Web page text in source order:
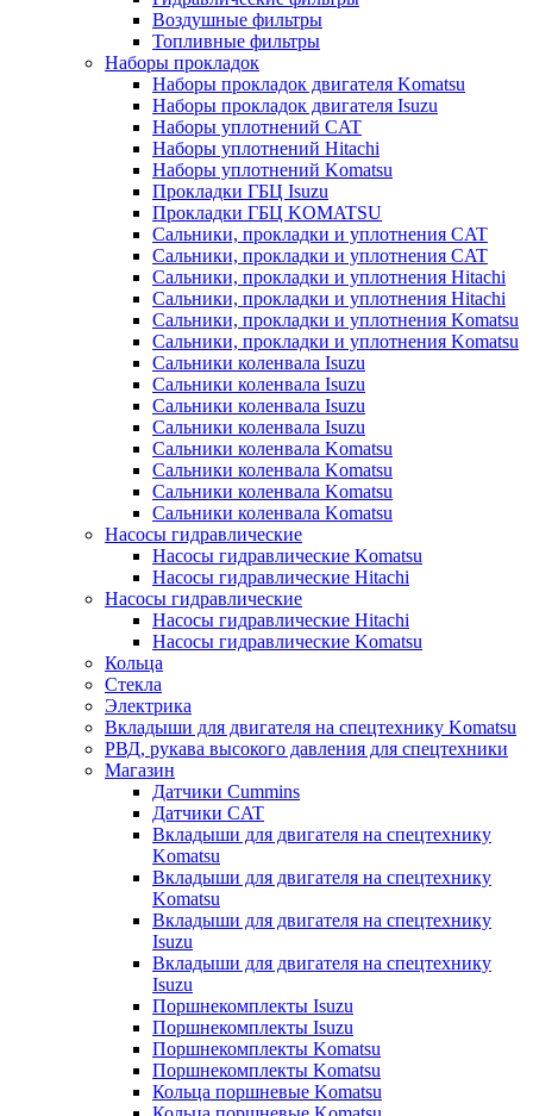
Воздушные фильтры
Топливные фильтры
Наборы прокладок
Наборы прокладок двигателя Komatsu
Наборы прокладок двигателя Isuzu
Наборы уплотнений CAT
Наборы уплотнений Hitachi
Наборы уплотнений Komatsu
Прокладки ГБЦ Isuzu
Прокладки ГБЦ KOMATSU
Сальники, прокладки и уплотнения CAT
Сальники, прокладки и уплотнения CAT
Сальники, прокладки и уплотнения Hitachi
Сальники, прокладки и уплотнения Hitachi
Сальники, прокладки и уплотнения Komatsu
Сальники, прокладки и уплотнения Komatsu
Сальники коленвала Isuzu
Сальники коленвала Isuzu
Сальники коленвала Isuzu
Сальники коленвала Isuzu
Сальники коленвала Komatsu
Сальники коленвала Komatsu
Сальники коленвала Komatsu
Сальники коленвала Komatsu
Насосы гидравлические
Насосы гидравлические Komatsu
Насосы гидравлические Hitachi
Насосы гидравлические
Насосы гидравлические Hitachi
Насосы гидравлические Komatsu
Кольца
Стекла
Электрика
Вкладыши для двигателя на спецтехнику Komatsu
РВД, рукава высокого давления для спецтехники
Магазин
Датчики Cummins
Датчики CAT
Вкладыши для двигателя на спецтехнику
Komatsu
Вкладыши для двигателя на спецтехнику
Komatsu
Вкладыши для двигателя на спецтехнику
Isuzu
Вкладыши для двигателя на спецтехнику
Isuzu
Поршнекомплекты Isuzu
Поршнекомплекты Isuzu
Поршнекомплекты Komatsu
Поршнекомплекты Komatsu
Кольца поршневые Komatsu